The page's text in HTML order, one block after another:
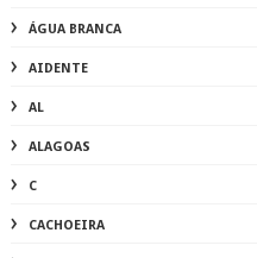
CANAPI
CANAPI POLÍCIA
CARNAVAL
COBERTURAS
COMPRAS
CORDEL